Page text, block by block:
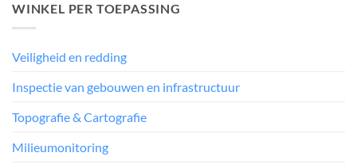
WINKEL PER TOEPASSING
Veiligheid en redding
Inspectie van gebouwen en infrastructuur
Topografie & Cartografie
Milieumonitoring